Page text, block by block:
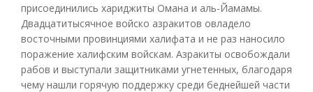
присоединились хариджиты Омана и аль-Йамамы.
Двадцатитысячное войско азракитов овладело
восточными провинциями халифата и не раз наносило
поражение халифским войскам. Азракиты освобождали
рабов и выступали защитниками угнетенных, благодаря
чему нашли горячую поддержку среди беднейшей части